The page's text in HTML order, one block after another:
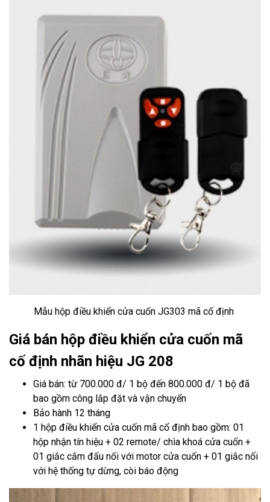
Mẫu hộp điều khiển cửa cuốn JG303 mã cố định
Giá bán hộp điều khiển cửa cuốn mã
cố định nhãn hiệu JG 208
Giá bán: từ 700.000 đ/ 1 bộ đến 800.000 đ/ 1 bộ đã
bao gồm công lắp đặt và vận chuyển
Bảo hành 12 tháng
1 hộp điều khiển cửa cuốn mã cố định bao gồm: 01
hộp nhận tín hiệu + 02 remote/ chìa khoá cửa cuốn +
01 giắc cắm đấu nối với motor cửa cuốn + 01 giắc nối
với hệ thống tự dừng, còi báo động